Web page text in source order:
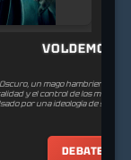
VOLDEMORT
un mago hambriento de
y el control de los mundos
por una ideología de
DEBATE